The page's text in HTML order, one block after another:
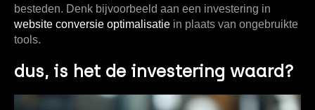
besteden. Denk bijvoorbeeld aan een investering in
website conversie optimalisatie in plaats van ongebruikte
tools.
dus, is het de investering waard?